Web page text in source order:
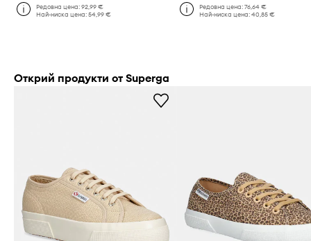
Редовна цена:92,99 €
Най-ниска цена:54,99 €
Редовна цена: 76,64 €
Най-ниска цена: 40,85 €
Открий продукти от Superga